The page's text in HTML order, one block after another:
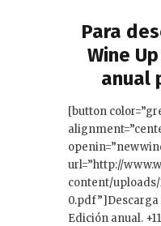
Para
Wine
anual
[button
url=”http://
content/
0.pdf”]Descarga
Edición anual.